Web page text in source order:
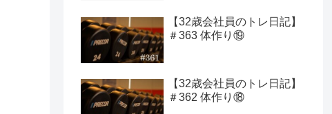
【32歳会社員のトレ日記】
＃363 体作り⑲
【32歳会社員のトレ日記】
＃362 体作り⑱